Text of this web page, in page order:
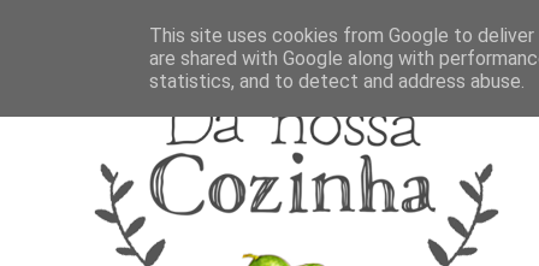
This site uses cookies from Google to
are shared with Google along with
statistics, and to detect and address abuse.